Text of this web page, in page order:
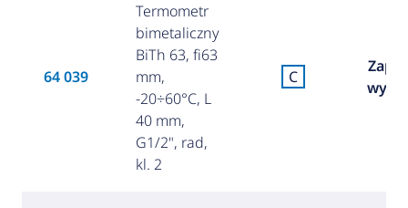
64 039
Termometr
bimetaliczny
BiTh 63, fi63
mm,
-20÷60°C, L
40 mm,
G1/2", rad,
kl. 2
C